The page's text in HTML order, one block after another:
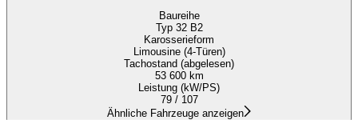
Baureihe
Typ 32 B2
Karosserieform
Limousine (4-Türen)
Tachostand (abgelesen)
53 600 km
Leistung (kW/PS)
79 / 107
Ähnliche Fahrzeuge anzeigen